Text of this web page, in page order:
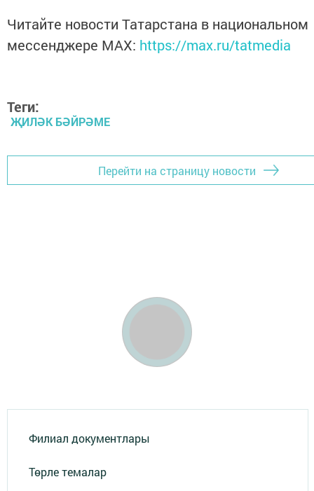
Читайте новости Татарстана в национальном
мессенджере MАХ: https://max.ru/tatmedia
Теги:
ҖИЛӘК БӘЙРӘМЕ
Перейти на страницу новости
Филиал документлары
Төрле темалар